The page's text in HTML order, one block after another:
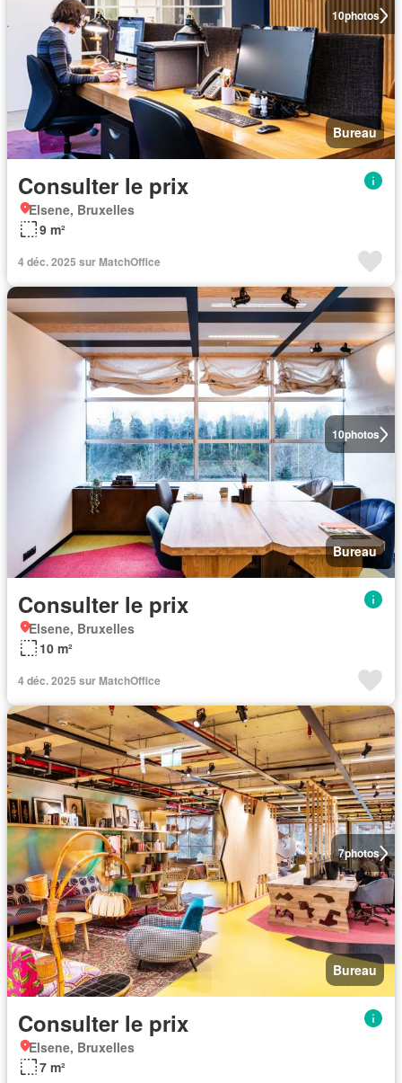
10photos
Bureau
Consulter le prix
Elsene, Bruxelles
9 m²
4 déc. 2025 sur MatchOffice
10photos
Bureau
Consulter le prix
Elsene, Bruxelles
10 m²
4 déc. 2025 sur MatchOffice
7photos
Bureau
Consulter le prix
Elsene, Bruxelles
7 m²